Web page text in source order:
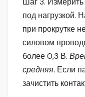
под нагрузкой.
при прокрутке
силовом
более 0,3 В.
средняя. Если
зачистить